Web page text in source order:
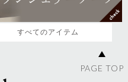
すべてのアイテム
PAGE TOP